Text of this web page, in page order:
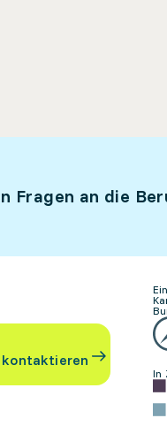
Fragen an die
In